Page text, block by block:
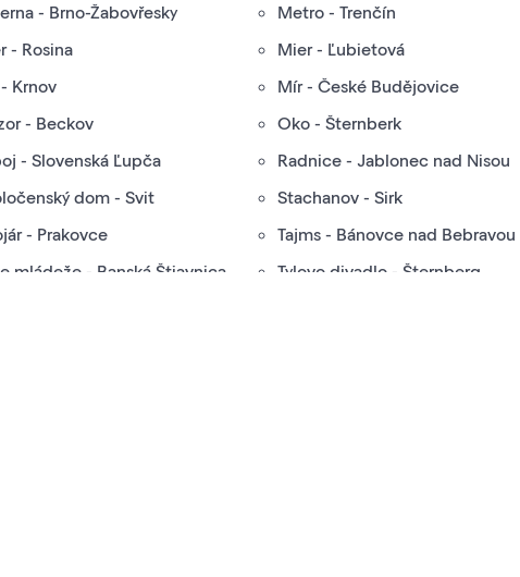
- Brno-Žabovřesky Metro - Trenčín
- Rosina Mier - Ľubietová
Krnov Mír - České Budějovice
- Beckov Oko - Šternberk
- Slovenská Ľupča Radnice - Jablonec nad Nisou
dom - Svit Stachanov - Sirk
- Prakovce Tajms - Bánovce nad Bebravou
mládeže - Banská Štiavnica Tylovo divadlo - Šternberg